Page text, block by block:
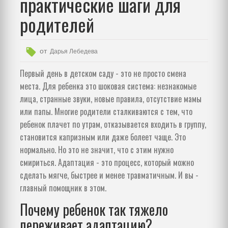
родителей
от Дарья Лебедева
Первый день в детском саду - это не просто смена
места. Для ребенка это шоковая система: незнакомые
лица, странные звуки, новые правила, отсутствие мамы
или папы. Многие родители сталкиваются с тем, что
ребенок плачет по утрам, отказывается входить в группу,
становится капризным или даже болеет чаще. Это
нормально. Но это не значит, что с этим нужно
смириться. Адаптация - это процесс, который можно
сделать мягче, быстрее и менее травматичным. И вы -
главный помощник в этом.
Почему ребенок так тяжело